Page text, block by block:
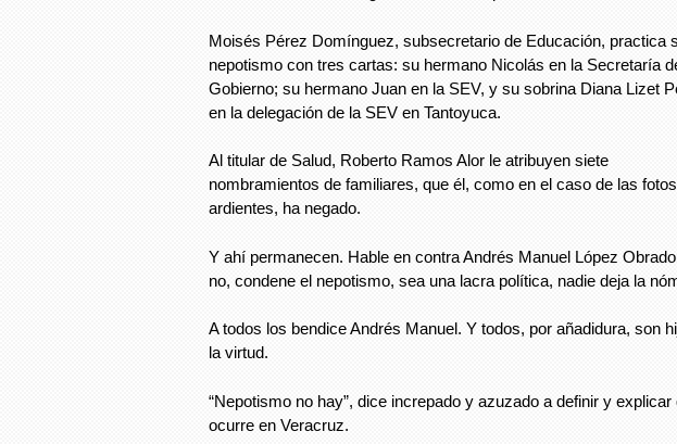
Moisés Pérez Domínguez, subsecretario de Educación, practica
nepotismo con tres cartas: su hermano Nicolás en la Secretaría
Gobierno; su hermano Juan en la SEV, y su sobrina Diana Lizet
en la delegación de la SEV en Tantoyuca.
Al titular de Salud, Roberto Ramos Alor le atribuyen siete
nombramientos de familiares, que él, como en el caso de las fotos
ardientes, ha negado.
Y ahí permanecen. Hable en contra Andrés Manuel López
no, condene el nepotismo, sea una lacra política, nadie deja la
A todos los bendice Andrés Manuel. Y todos, por añadidura, son
la virtud.
“Nepotismo no hay”, dice increpado y azuzado a definir y explicar
ocurre en Veracruz.